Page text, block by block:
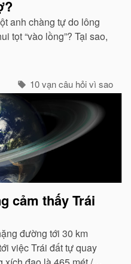
anh chàng tự do lông
tọt “vào lồng”? Tại sao,
10 vạn câu hỏi vì sao
cảm thấy Trái
đường tới 30 km
việc Trái đất tự quay